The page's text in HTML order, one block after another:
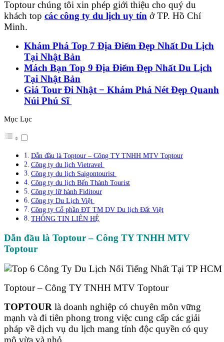
Toptour chúng tôi xin phép giới thiệu cho quý du
khách top các công ty du lịch uy tín ở TP. Hồ Chí
Minh.
Khám Phá Top 7 Địa Điểm Đẹp Nhất Du Lịch
Tại Nhật Bản
Mách Bạn Top 9 Địa Điểm Đẹp Nhất Du Lịch
Tại Nhật Bản
Giá Tour Đi Nhật − Khám Phá Nét Đẹp Quanh
Núi Phú Sĩ
Mục Lục
Dẫn đầu là Toptour – Công TY TNHH MTV Toptour
Công ty du lịch Vietravel
Công ty du lịch Saigontourist
Công ty du lịch Bến Thành Tourist
Công ty lữ hành Fiditour
Công ty Du Lịch Việt
Công ty Cổ phần ĐT TM DV Du lịch Đất Việt
THÔNG TIN LIÊN HỆ
Dẫn đầu là Toptour – Công TY TNHH MTV
Toptour
Toptour – Công TY TNHH MTV Toptour
TOPTOUR là doanh nghiệp có chuyên môn vững
mạnh và đi tiên phong trong việc cung cấp các giải
pháp về dịch vụ du lịch mang tính độc quyền có quy
mô vừa và nhỏ.